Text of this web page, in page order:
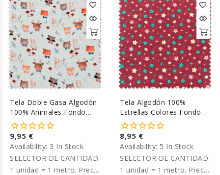
Tela Doble Gasa Algodón
100% Animales Fondo
Crudo
9,95 €
Availability: 3 In Stock
SELECTOR DE CANTIDAD:
1 unidad = 1 metro. Precio
Tela Algodón 100%
Estrellas Colores Fondo
Granate
8,95 €
Availability: 5 In Stock
SELECTOR DE CANTIDAD:
1 unidad = 1 metro. Precio